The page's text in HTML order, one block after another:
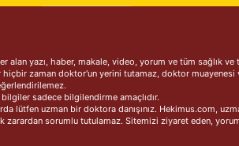
alan yazı, haber, makale, video, yorum ve tüm sağlık
zaman doktor'un yerini tutamaz, doktor
sadece bilgilendirme amaçlıdır.
lütfen uzman bir doktora danışınız. Hekimus.com,
zarardan sorumlu tutulamaz. Sitemizi ziyaret eden,